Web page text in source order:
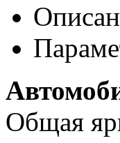
Общая